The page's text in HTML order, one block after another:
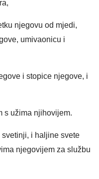
njegovu od mjedi,
umivaonicu i
i stopice njegove, i
s užima njihovijem.
i haljine svete
njegovijem za službu